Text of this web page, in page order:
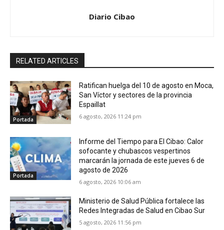
Diario Cibao
RELATED ARTICLES
Portada
Ratifican huelga del 10 de agosto en Moca,
San Víctor y sectores de la provincia
Espaillat
6 agosto, 2026 11:24 pm
Portada
Informe del Tiempo para El Cibao: Calor
sofocante y chubascos vespertinos
marcarán la jornada de este jueves 6 de
agosto de 2026
6 agosto, 2026 10:06 am
Ministerio de Salud Pública fortalece las
Redes Integradas de Salud en Cibao Sur
5 agosto, 2026 11:56 pm